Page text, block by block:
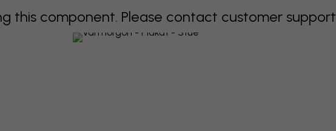
this component. Please contact customer